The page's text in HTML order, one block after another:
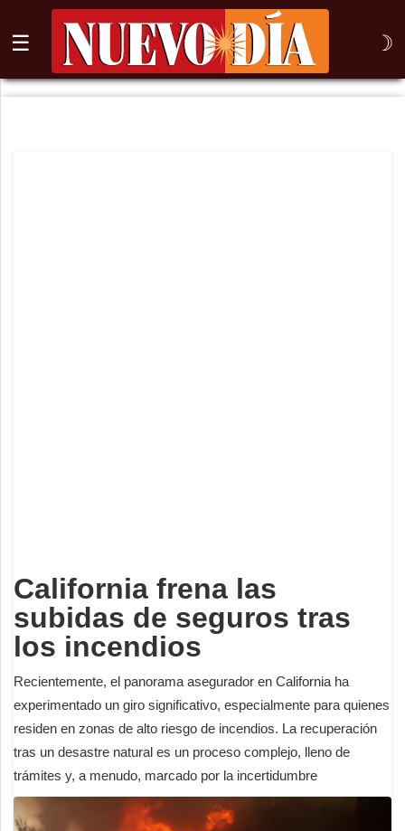
☰ ☽
⌕
California frena las
subidas de seguros tras
los incendios
Recientemente, el panorama asegurador en California ha
experimentado un giro significativo, especialmente para quienes
residen en zonas de alto riesgo de incendios. La recuperación
tras un desastre natural es un proceso complejo, lleno de
trámites y, a menudo, marcado por la incertidumbre